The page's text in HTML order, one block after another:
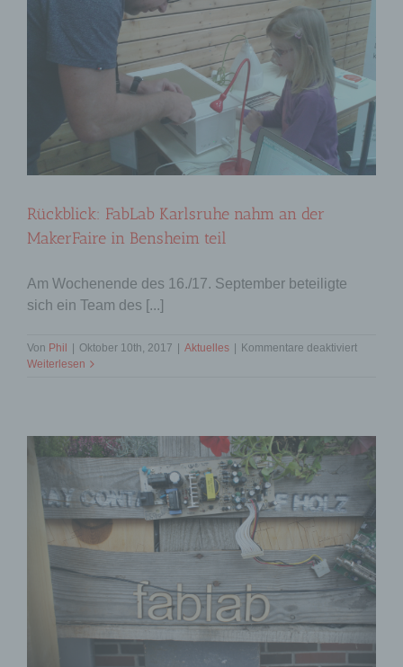
Rückblick: FabLab Karlsruhe nahm an der
MakerFaire in Bensheim teil
Am Wochenende des 16./17. September beteiligte
sich ein Team des [...]
Von Phil Oktober 10th, 2017 Aktuelles Kommentare deaktiviertfür
Weiterlesen